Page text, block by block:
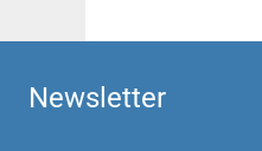
Newsletter